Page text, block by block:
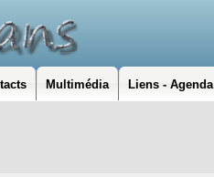
Multimédia Liens - Agenda